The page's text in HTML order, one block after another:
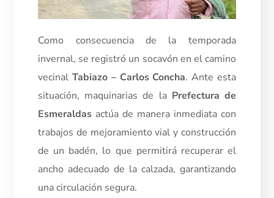
Como consecuencia de la temporada
invernal, se registró un socavón en el camino
vecinalTabiazo – Carlos Concha. Ante esta
situación, maquinarias de la Prefectura de
Esmeraldas actúa de manera inmediata con
trabajos de mejoramiento vial y construcción
de un badén, lo que permitirá recuperar el
ancho adecuado de la calzada, garantizando
una circulación segura.